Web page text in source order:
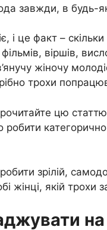
завжди, в будь-
і це факт – скільки
віршів,
жіночу
трохи
цю статтю
робити
зрілій,
жінці, якій трохи
на